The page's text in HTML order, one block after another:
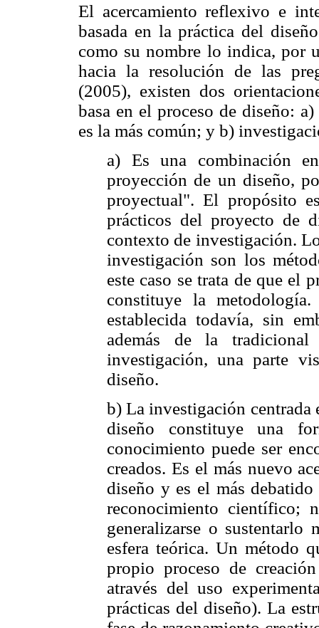
El acercamiento reflexivo e
basada en la práctica del
como su nombre lo indica, por
hacia la resolución de las
(2005), existen dos
basa en el proceso de diseño:
es la más común; y b)
a) Es una combinación
proyección de un diseño,
proyectual". El propósito
prácticos del proyecto de
contexto de investigación.
investigación son los
este caso se trata de que el
constituye la
establecida todavía, sin
además de la
investigación, una parte
diseño.
b) La investigación centrada
diseño constituye una
conocimiento puede ser
creados. Es el más nuevo
diseño y es el más
reconocimiento científico;
generalizarse o
esfera teórica. Un método
propio proceso de
através del uso
prácticas del diseño). La